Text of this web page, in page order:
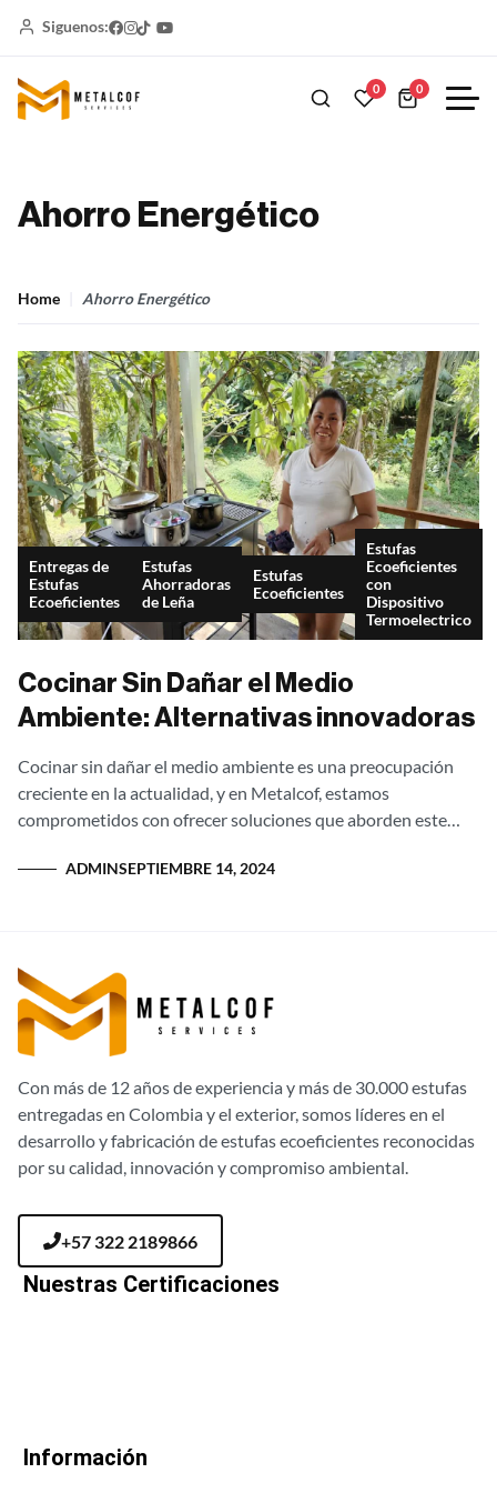
Siguenos:
0 0
Ahorro Energético
Home Ahorro Energético
Entregas de
Estufas
Ecoeficientes
Estufas
Ahorradoras
de Leña
Estufas
Ecoeficientes
Estufas
Ecoeficientes
con
Dispositivo
Termoelectrico
Cocinar Sin Dañar el Medio
Ambiente: Alternativas innovadoras
Cocinar sin dañar el medio ambiente es una preocupación
creciente en la actualidad, y en Metalcof, estamos
comprometidos con ofrecer soluciones que aborden este
ADMINSEPTIEMBRE 14, 2024
Con más de 12 años de experiencia y más de 30.000 estufas
entregadas en Colombia y el exterior, somos líderes en el
desarrollo y fabricación de estufas ecoeficientes reconocidas
por su calidad, innovación y compromiso ambiental.
+57 322 2189866
Nuestras Certificaciones
Información